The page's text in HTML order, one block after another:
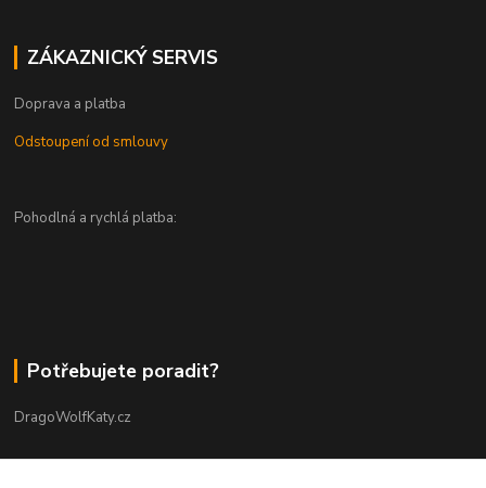
ZÁKAZNICKÝ SERVIS
Doprava a platba
Odstoupení od smlouvy
Pohodlná a rychlá platba:
Potřebujete poradit?
DragoWolfKaty.cz